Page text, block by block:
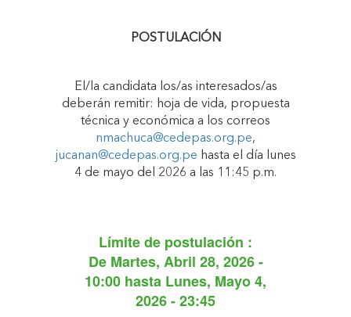
POSTULACIÓN
El/la candidata los/as interesados/as
deberán remitir: hoja de vida, propuesta
técnica y económica a los correos
nmachuca@cedepas.org.pe,
jucanan@cedepas.org.pe hasta el día lunes
4 de mayo del 2026 a las 11:45 p.m.
Límite de postulación :
De Martes, Abril 28, 2026 -
10:00 hasta Lunes, Mayo 4,
2026 - 23:45